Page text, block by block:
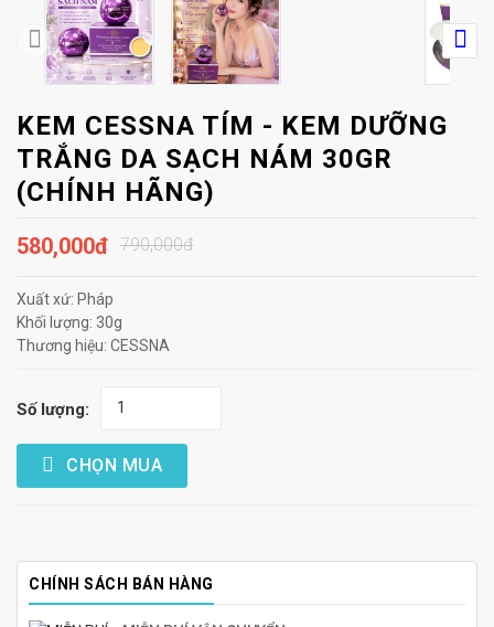
KEM CESSNA TÍM - KEM DƯỠNG
TRẮNG DA SẠCH NÁM 30GR
(CHÍNH HÃNG)
580,000đ 790,000đ
Xuất xứ: Pháp
Khối lượng: 30g
Thương hiệu: CESSNA
Số lượng:
CHỌN MUA
CHÍNH SÁCH BÁN HÀNG